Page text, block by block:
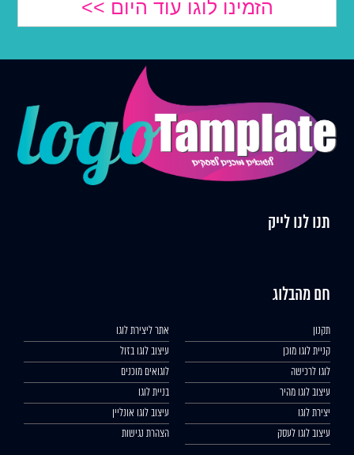
תנו לנו לייק
חם מהבלוג
תקנון
אתר ליצירת לוגו
קניית לוגו מוכן
עיצוב לוגו בזול
לוגו לרכישה
לוגואים מוכנים
עיצוב לוגו מהיר
בניית לוגו
יצירת לוגו
עיצוב לוגו אונליין
עיצוב לוגו לעסק
הצהרת נגישות